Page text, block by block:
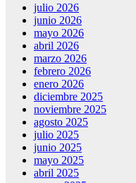
julio 2026
junio 2026
mayo 2026
abril 2026
marzo 2026
febrero 2026
enero 2026
diciembre 2025
noviembre 2025
agosto 2025
julio 2025
junio 2025
mayo 2025
abril 2025